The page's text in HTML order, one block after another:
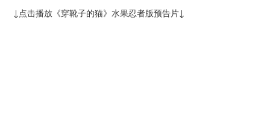
美剧英剧
↓点击播放《穿靴子的猫》水果忍者版预告片↓